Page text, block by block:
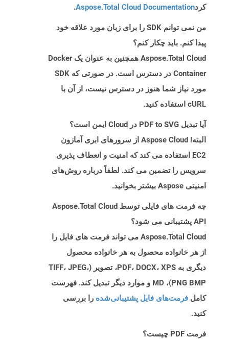
کردAspose.Total Cloud Documentation
.
من نمی توانم SDK را برای زبان مورد علاقه خود
پیدا کنم. باید چکار کنم؟
Aspose.Total Cloud همچنین به عنوان یک Docker
Container در دسترس است. در صورتی که SDK
مورد نیاز شما هنوز در دسترس نیست، از آن با
cURL استفاده کنید.
آیا تبدیل PDF to SVG در Cloud ایمن است؟
البته! Aspose Cloud از سرورهای ابری آمازون
EC2 استفاده می کند که امنیت و انعطاف پذیری
سرویس را تضمین می کند. لطفاً درباره روش‌های
امنیتی Aspose بیشتر بخوانید.
چه فرمت های فایلی توسط Aspose.Total Cloud
API پشتیبانی می شود؟
Aspose.Total Cloud می تواند فرمت های فایل را
از هر خانواده محصول به هر خانواده محصول
دیگری به PDF، DOCX، XPS، تصویر (TIFF، JPEG،
PNG BMP)، MD و موارد دیگر تبدیل کند. فهرست
کامل فرمت‌های فایل پشتیبانی‌شده را بررسی
کنید.
فرمت PDF چیست؟